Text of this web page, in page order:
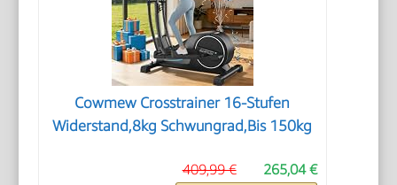
Cowmew Crosstrainer 16-Stufen
Widerstand,8kg Schwungrad,Bis 150kg
265,04 €
409,99 €